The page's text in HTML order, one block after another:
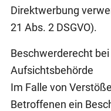
Direktwerbung
21 Abs. 2 DSGVO).
Beschwerderecht
Aufsichtsbehörde
Im Falle von
Betroffenen ein